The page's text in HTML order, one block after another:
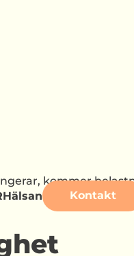
Kontakt
kommer